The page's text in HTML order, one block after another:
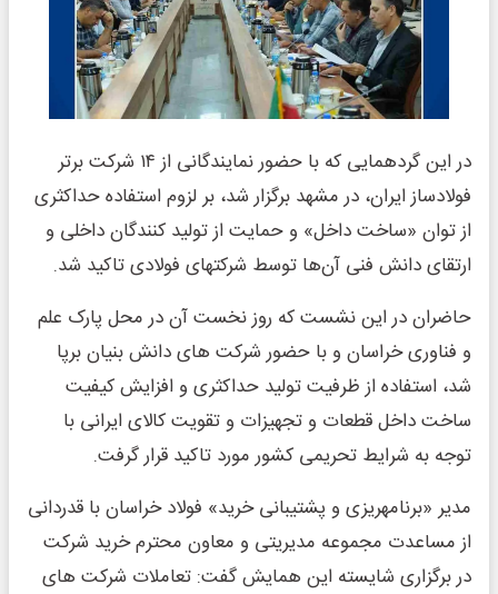
در این گردهمایی که با حضور نمایندگانی از ۱۴ شرکت برتر
فولادساز ایران، در مشهد برگزار شد، بر لزوم استفاده حداکثری
از توان «ساخت داخل» و حمایت از تولید کنندگان داخلی و
ارتقای دانش فنی آن‌ها توسط شرکت­های فولادی تاکید شد.
حاضران در این نشست که روز نخست آن در محل پارک علم
و فناوری خراسان و با حضور شرکت های دانش بنیان برپا
شد، استفاده از ظرفیت تولید حداکثری و افزایش کیفیت
ساخت داخل قطعات و تجهیزات و تقویت کالای ایرانی با
توجه به شرایط تحریمی کشور مورد تاکید قرار گرفت.
مدیر «برنامه­ریزی و پشتیبانی خرید» فولاد خراسان با قدردانی
از مساعدت مجموعه مدیریتی و معاون محترم خرید شرکت
در برگزاری شایسته این همایش گفت: تعاملات شرکت های